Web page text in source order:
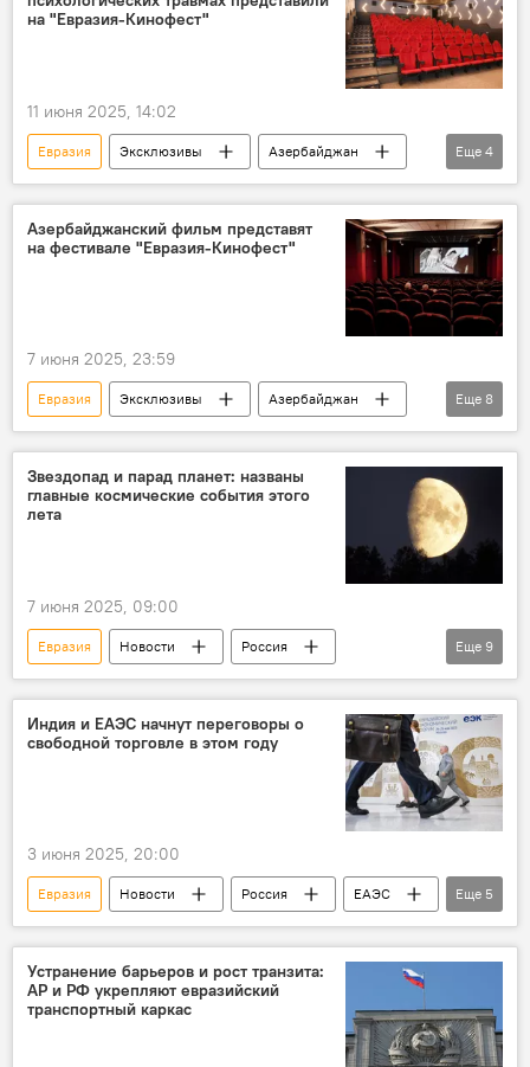
Фильм
Кинофестиваль
на "Евразия-Кинофест"
11 июня 2025, 14:02
Евразия Эксклюзивы
Азербайджан
Культура
Кинематограф
короткометражный художественный фильм
Кинофестиваль
Еще 4
Азербайджанский фильм представят
на фестивале "Евразия-Кинофест"
7 июня 2025, 23:59
Евразия Эксклюзивы
Азербайджан
искусство
Фестиваль
Кино
Кинематограф
Кинофестиваль
Режиссер
Россия Сочи
Еще 8
Звездопад и парад планет: названы
главные космические события этого
лета
7 июня 2025, 09:00
Евразия Новости
Россия
астрономическое явление
Лето
2025
Метеорный поток
Полнолуние
Парад планет
Еще 9
Индия и ЕАЭС начнут переговоры о
свободной торговле в этом году
3 июня 2025, 20:00
Евразия Новости Россия
ЕАЭС
Индия
Торговля
финансовый сектор
Машиностроение
Премьер-министр Индии Нарендра Моди
Еще 5
Устранение барьеров и рост транзита:
АР и РФ укрепляют евразийский
транспортный каркас